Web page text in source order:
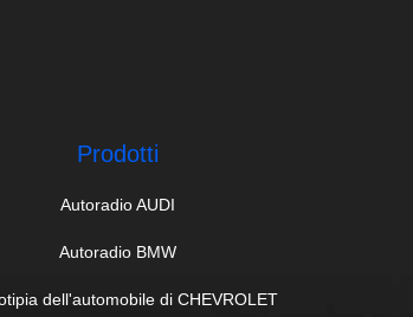
Prodotti
Autoradio AUDI
Autoradio BMW
dell'automobile di CHEVROLET